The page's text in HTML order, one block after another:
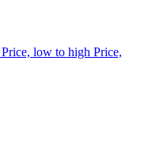
Price, low to high Price,